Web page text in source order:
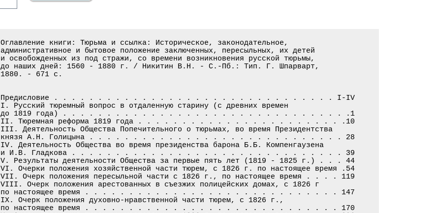
Оглавление книги: Тюрьма и ссылка: Историческое, законодательное,
административное и бытовое положение заключенных, пересыльных, их детей
и освобожденных из под стражи, со времени возникновения русской тюрьмы,
до наших дней: 1560 - 1880 г. / Никитин В.Н. - С.-Пб.: Тип. Г. Шпарварт,
1880. - 671 с.
Предисловие . . . . . . . . . . . . . . . . . . . . . . . . . . . . . . . . I-IV
I. Русский тюремный вопрос в отдаленную старину (с древних времен
до 1819 года) . . . . . . . . . . . . . . . . . . . . . . . . . . . . . . . . .1
II. Тюремная реформа 1819 года . . . . . . . . . . . . . . . . . . . . . . . .10
III. Деятельность Общества Попечительного о тюрьмах, во время Президентства
князя А.Н. Голицына . . . . . . . . . . . . . . . . . . . . . . . . . . . . . 28
IV. Деятельность Общества во время президенства барона Б.Б. Компенгаузена
и И.В. Гладкова . . . . . . . . . . . . . . . . . . . . . . . . . . . . . . . 39
V. Результаты деятельности Общества за первые пять лет (1819 - 1825 г.) . . . 44
VI. Очерки положения хозяйственной части тюрем, с 1826 г. по настоящее время .54
VII. Очерк положения пересыльной части с 1826 г., по настоящее время . . . . 119
VIII. Очерк положения арестованных в съезжих полицейских домах, с 1826 г
по настоящее время . . . . . . . . . . . . . . . . . . . . . . . . . . . . . 147
IX. Очерк положения духовно-нравственной части тюрем, с 1826 г.,
по настоящее время . . . . . . . . . . . . . . . . . . . . . . . . . . . . . 170